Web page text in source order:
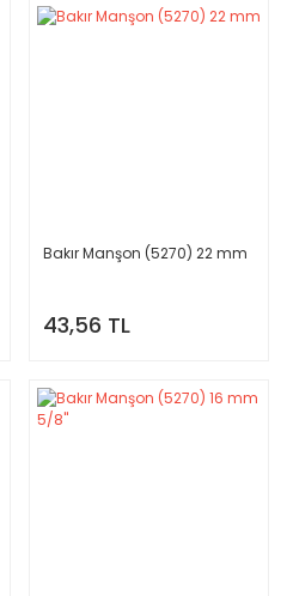
Bakır Manşon (5270) 22 mm
43,56 TL